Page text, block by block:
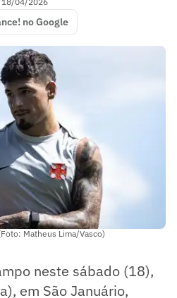
no Google
Matheus Lima/Vasco)
neste sábado (18),
em São Januário,